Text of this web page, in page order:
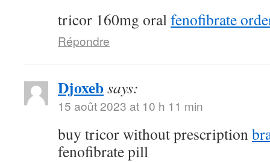
tricor 160mg oralfenofibrate
Répondre
Djoxebsays:
15 août 2023 at 10 h 11 min
buy tricor without prescription
fenofibrate pill